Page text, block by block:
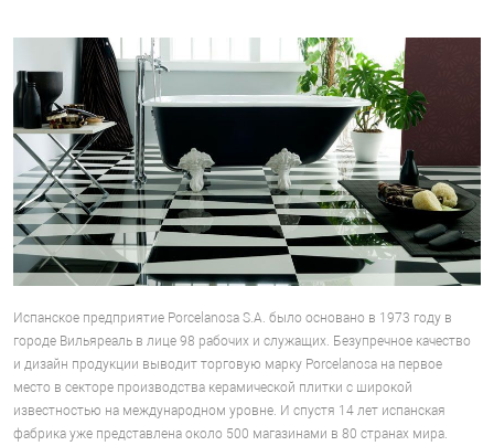
Испанское предприятие Porcelanosa S.A. было основано в 1973 году в
городе Вильяреаль в лице 98 рабочих и служащих. Безупречное качество
и дизайн продукции выводит торговую марку Porcelanosa на первое
место в секторе производства керамической плитки с широкой
известностью на международном уровне. И спустя 14 лет испанская
фабрика уже представлена около 500 магазинами в 80 странах мира.